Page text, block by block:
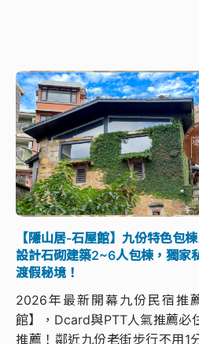
【隱山居-石屋館】九份特色包
設計石砌建築2~6人包棟，獨家
渡假秘境！
2026年最新開幕九份民宿推
館】，Dcard與PTT人氣推薦必
推薦！鄰近九份老街步行不用1